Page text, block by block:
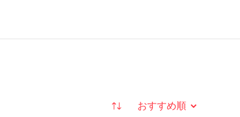
並び替え